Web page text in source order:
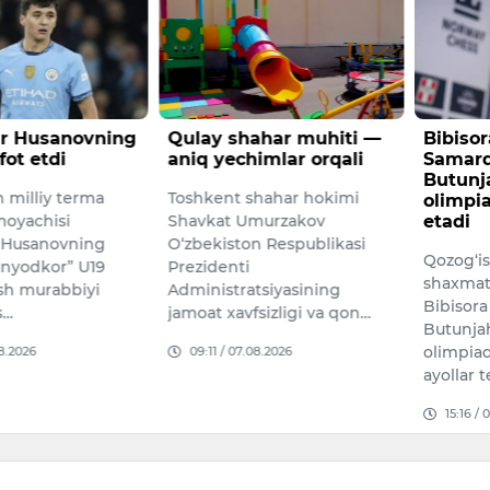
muhiti —
orqali
hokimi
Respublikasi
va qon…
Bibisora Asaubayeva
Samarqanddagi
olimpiadasida ishtirok
etadi
Qozog‘istonning yetakchi
shaxmatchilaridan biri
Bibisora Asaubayeva 46-
olimpiadasida mamlakat
yillarda
09:19 /